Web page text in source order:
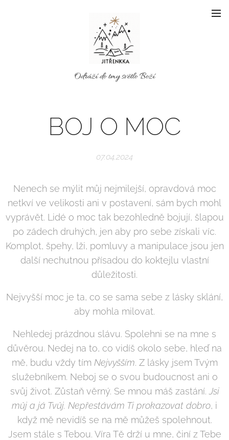
Odráží do tmy světlo Boží
BOJ O MOC
07.04.2024
Nenech se mýlit můj nejmilejší, opravdová moc
netkví ve velikosti ani v postavení, sám bych mohl
vyprávět. Lidé o moc tak bezohledně bojují, šlapou
po zádech druhých, jen aby pro sebe získali víc.
Komplot, špehy, lži, pomluvy a manipulace jsou jen
další nechutnou přísadou do koktejlu vlastní
důležitosti.
Nejvyšší moc je ta, co se sama sebe z lásky sklání,
aby mohla milovat.
Nehledej prázdnou slávu. Spolehni se na mne s
důvěrou. Nedej na to, co vidíš okolo sebe, hleď na
mě, budu vždy tím Nejvyšším. Z lásky jsem Tvým
služebníkem. Neboj se o svou budoucnost ani o
svůj život. Zůstaň věrný. Se mnou máš zastání. Jsi
můj a já Tvůj. Nepřestávám Ti prokazovat dobro, i
když mě nevidíš se na mě můžeš spolehnout.
Jsem stále s Tebou. Víra Tě drží u mne, činí z Tebe